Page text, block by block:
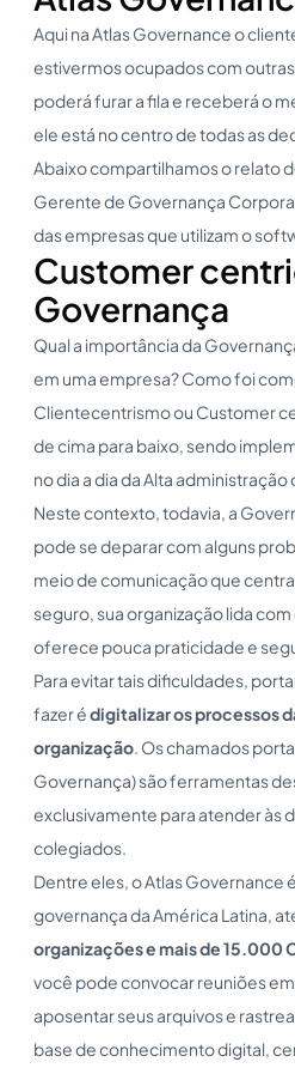
Aqui na Atlas Governance o
estivermos ocupados com
poderá furar a fila e receberá o
ele está no centro de todas as
Abaixo compartilhamos o relato
Gerente de Governança
das empresas que utilizam o
Customer
Governança
Qual a importância da
em uma empresa? Como foi
Clientecentrismo ou Customer
de cima para baixo, sendo
no dia a dia da Alta
Neste contexto, todavia, a
pode se deparar com alguns
meio de comunicação que
seguro, sua organização lida
oferece pouca praticidade e
Para evitar tais dificuldades,
fazer édigitalizar os processos
organização. Os chamados
Governança) são ferramentas
exclusivamente para atender às
colegiados.
Dentre eles, o Atlas Governance
governança da América Latina,
organizações e mais de 15.000
você pode convocar reuniões
aposentar seus arquivos e
base de conhecimento digital,